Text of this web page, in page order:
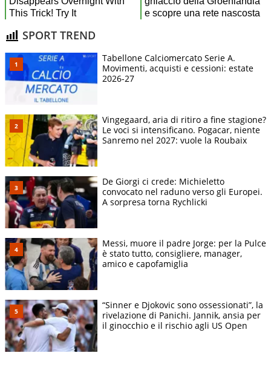
SPORT TREND
Tabellone Calciomercato Serie A.
Movimenti, acquisti e cessioni: estate
2026-27
Vingegaard, aria di ritiro a fine stagione?
Le voci si intensificano. Pogacar, niente
Sanremo nel 2027: vuole la Roubaix
De Giorgi ci crede: Michieletto
convocato nel raduno verso gli Europei.
A sorpresa torna Rychlicki
Messi, muore il padre Jorge: per la Pulce
è stato tutto, consigliere, manager,
amico e capofamiglia
“Sinner e Djokovic sono ossessionati”, la
rivelazione di Panichi. Jannik, ansia per
il ginocchio e il rischio agli US Open